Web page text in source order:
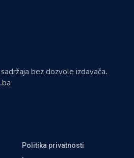
bez dozvole izdavača.
Politika privatnosti